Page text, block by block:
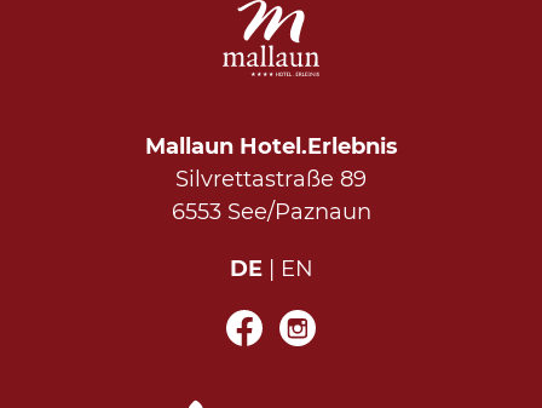
Mallaun Hotel.Erlebnis
Silvrettastraße 89
6553 See/Paznaun
DE EN